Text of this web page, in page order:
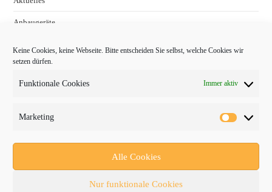
Keine Cookies, keine Webseite. Bitte entscheiden Sie selbst, welche Cookies wir
setzen dürfen.
Funktionale Cookies Immer aktiv
Marketing
Alle Cookies
Nur funktionale Cookies
Anbaugeräte
Baumaschinen
Fachmessen